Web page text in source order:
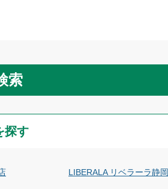
索
探す
LIBERALA リベラーラ静岡